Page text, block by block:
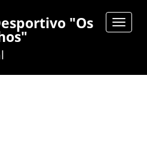
Toggle
"Os